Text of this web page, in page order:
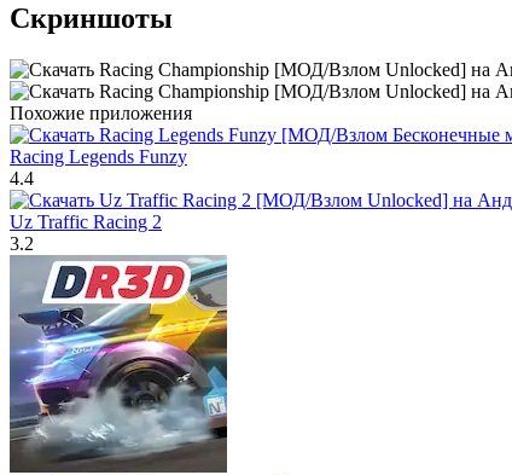
Скриншоты
Похожие приложения
Racing Legends Funzy
4.4
Uz Traffic Racing 2
3.2